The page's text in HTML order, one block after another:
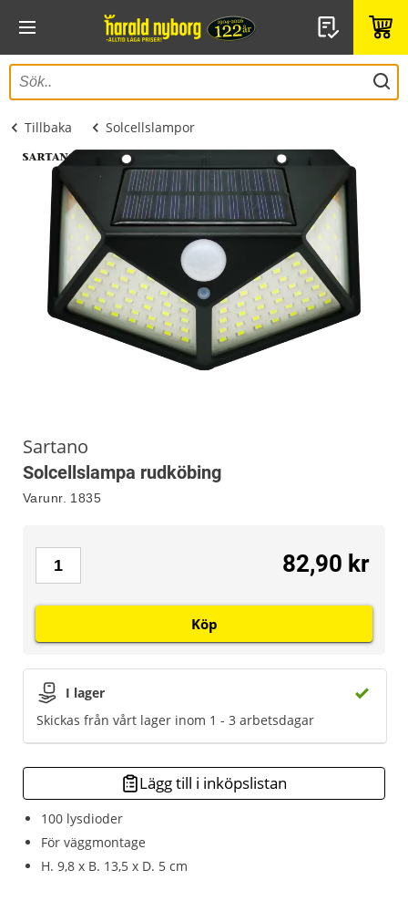
Tillbaka Solcellslampor
Sartano
Solcellslampa rudköbing
Varunr. 1835
100 lysdioder
För väggmontage
H. 9,8 x B. 13,5 x D. 5 cm
I lager
Skickas från vårt lager inom 1 - 3 arbetsdagar
82,90 kr
Köp
Lägg till i inköpslistan